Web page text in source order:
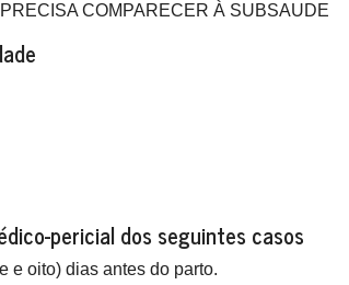
COMPARECER À SUBSAUDE
pericial dos seguintes casos
e oito) dias antes do parto.